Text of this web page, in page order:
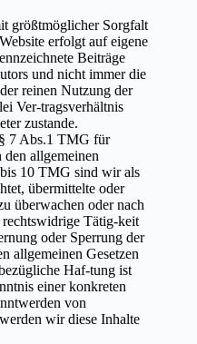
größtmöglicher Sorgfalt
erfolgt auf eigene
Beiträge
und nicht immer die
reinen Nutzung der
Ver-tragsverhältnis
zustande.
7 Abs.1 TMG für
den allgemeinen
10 TMG sind wir als
übermittelte oder
überwachen oder nach
Tätig-keit
oder Sperrung der
allgemeinen Gesetzen
Haf-tung ist
einer konkreten
von
wir diese Inhalte